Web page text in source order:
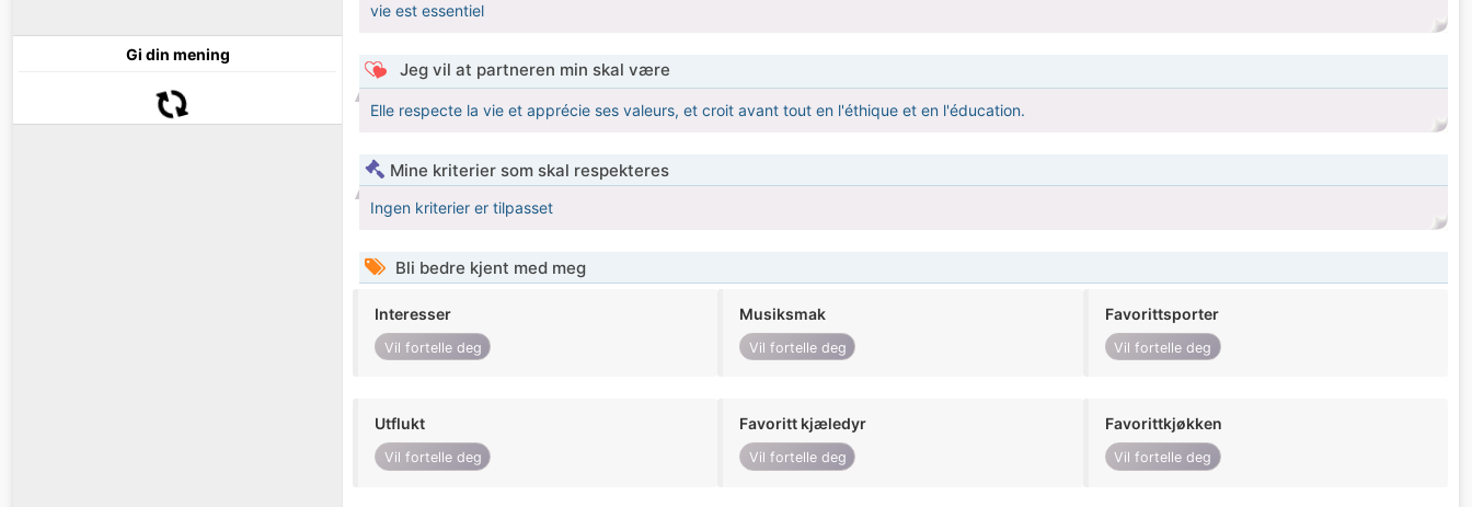
Gi din mening
vie est essentiel
Jeg vil at partneren min skal være
Elle respecte la vie et apprécie ses valeurs, et croit avant tout en l'éthique et en l'éducation.
Mine kriterier som skal respekteres
Ingen kriterier er tilpasset
Bli bedre kjent med meg
Interesser
Vil fortelle deg
Musiksmak
Vil fortelle deg
Favorittsporter
Vil fortelle deg
Utflukt
Vil fortelle deg
Favoritt kjæledyr
Vil fortelle deg
Favorittkjøkken
Vil fortelle deg